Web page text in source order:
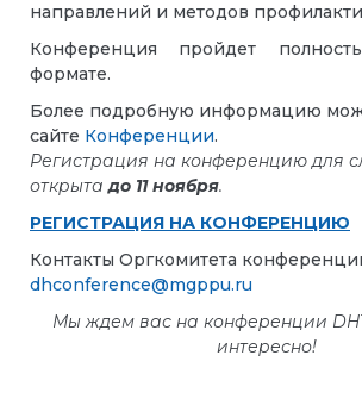
направлений и методов
Конференция пройдет
формате.
Более подробную информацию
сайте Конференции.
Регистрация на конференцию для
открытадо 11 ноября.
РЕГИСТРАЦИЯ НА КОНФЕРЕНЦИЮ
Контакты Оргкомитета
dhconference@mgppu.ru
Мы ждем вас на конференции
интересно!